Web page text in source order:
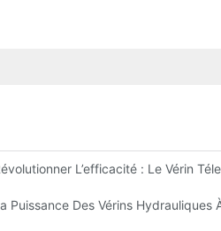
L’efficacité : Le Vérin
À 4 Étages
Puissance Des Vérins